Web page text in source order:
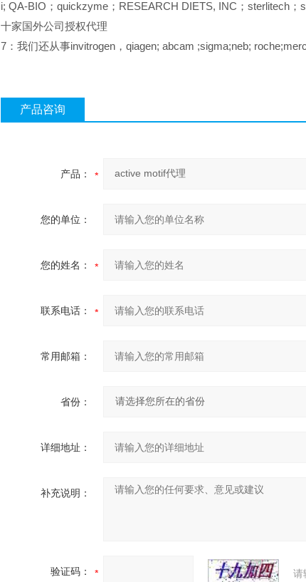
i; QA-BIO；quickzyme；RESEARCH DIETS, INC；sterlitech
十家国外公司授权代理
7 ：我们还从事invitrogen，qiagen; abcam ;sigma;neb;
产品咨询
产品：
您的单位：
您的姓名：
联系电话：
常用邮箱：
省份：
详细地址：
补充说明：
验证码： 请